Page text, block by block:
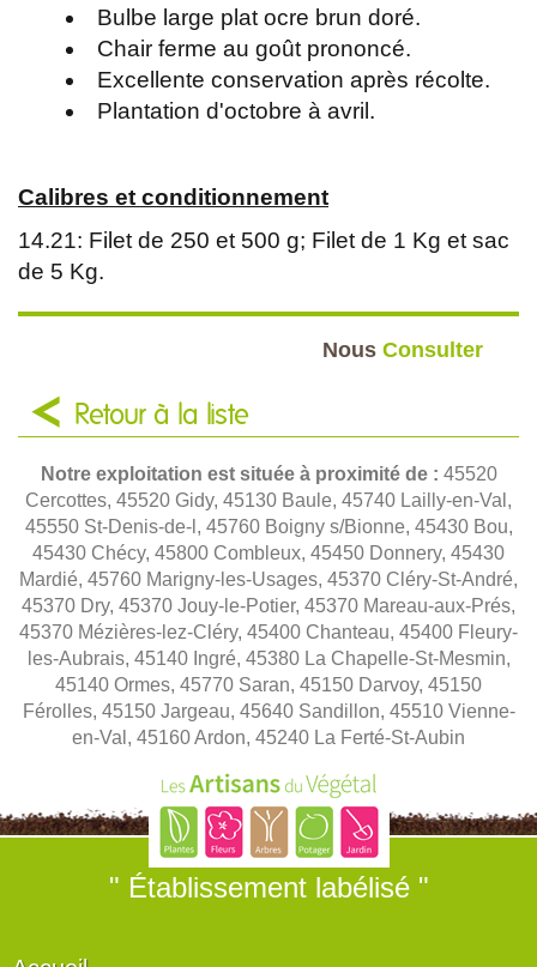
Bulbe large plat ocre brun doré.
Chair ferme au goût prononcé.
Excellente conservation après récolte.
Plantation d'octobre à avril.
Calibres et conditionnement
14.21: Filet de 250 et 500 g; Filet de 1 Kg et sac
de 5 Kg.
Nous Consulter
Retour à la liste
Notre exploitation est située à proximité de : 45520
Cercottes, 45520 Gidy, 45130 Baule, 45740 Lailly-en-Val,
45550 St-Denis-de-l, 45760 Boigny s/Bionne, 45430 Bou,
45430 Chécy, 45800 Combleux, 45450 Donnery, 45430
Mardié, 45760 Marigny-les-Usages, 45370 Cléry-St-André,
45370 Dry, 45370 Jouy-le-Potier, 45370 Mareau-aux-Prés,
45370 Mézières-lez-Cléry, 45400 Chanteau, 45400 Fleury-
les-Aubrais, 45140 Ingré, 45380 La Chapelle-St-Mesmin,
45140 Ormes, 45770 Saran, 45150 Darvoy, 45150
Férolles, 45150 Jargeau, 45640 Sandillon, 45510 Vienne-
en-Val, 45160 Ardon, 45240 La Ferté-St-Aubin
" Établissement labélisé "